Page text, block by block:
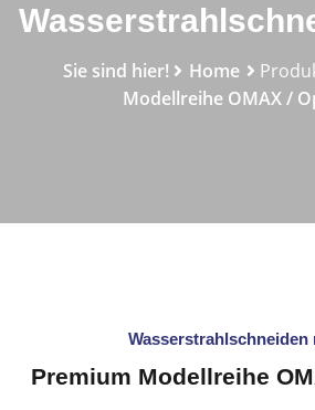
Sie sind hier! Home
Modellreihe OMAX /
Wasserstrahlschneiden
Premium Modellreihe